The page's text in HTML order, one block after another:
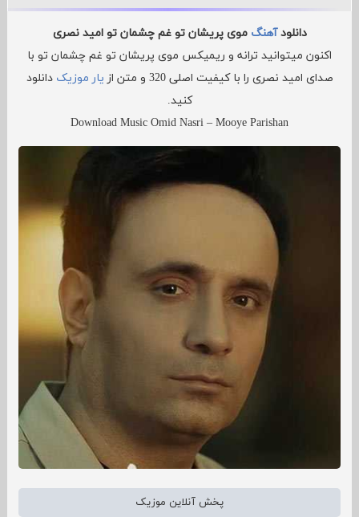
دانلودآهنگ موی پریشان تو غم چشمان تو امید نصری
اکنون میتوانید ترانه و ریمیکس موی پریشان تو غم چشمان تو با
صدای امید نصری را با کیفیت اصلی 320 و متن از
یار موزیک دانلود
کنید.
Download Music Omid Nasri – Mooye Parishan
پخش آنلاین موزیک